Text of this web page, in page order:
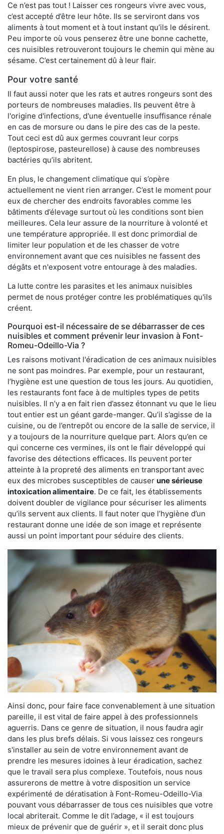
Ce n’est pas tout ! Laisser ces rongeurs vivre avec vous,
c’est accepté d’être leur hôte. Ils se serviront dans vos
aliments à tout moment et à tout instant qu’ils le désirent.
Peu importe où vous penserez être une bonne cachette,
ces nuisibles retrouveront toujours le chemin qui mène au
sésame. C’est certainement dû à leur flair.
Pour votre santé
Il faut aussi noter que les rats et autres rongeurs sont des
porteurs de nombreuses maladies. Ils peuvent être à
l'origine d'infections, d'une éventuelle insuffisance rénale
en cas de morsure ou dans le pire des cas de la peste.
Tout ceci est dû aux germes couvrant leur corps
(leptospirose, pasteurellose) à cause des nombreuses
bactéries qu’ils abritent.
En plus, le changement climatique qui s’opère
actuellement ne vient rien arranger. C’est le moment pour
eux de chercher des endroits favorables comme les
bâtiments d’élevage surtout où les conditions sont bien
meilleures. Cela leur assure de la nourriture à volonté et
une température appropriée. Il est donc primordial de
limiter leur population et de les chasser de votre
environnement avant que ces nuisibles ne fassent des
dégâts et n'exposent votre entourage à des maladies.
La lutte contre les parasites et les animaux nuisibles
permet de nous protéger contre les problématiques qu'ils
créent.
Pourquoi est-il nécessaire de se débarrasser de ces
nuisibles et comment prévenir leur invasion à Font-
Romeu-Odeillo-Via ?
Les raisons motivant l'éradication de ces animaux nuisibles
ne sont pas moindres. Par exemple, pour un restaurant,
l’hygiène est une question de tous les jours. Au quotidien,
les restaurants font face à de multiples types de petits
nuisibles. Il n’y a en fait rien d’assez étonnant vu que le lieu
tout entier est un géant garde-manger. Qu’il s’agisse de la
cuisine, ou de l’entrepôt ou encore de la salle de service, il
y a toujours de la nourriture quelque part. Alors qu’en ce
qui concerne ces vermines, ils ont le flair développé qui
favorise des détections efficaces. Ils peuvent porter
atteinte à la propreté des aliments en transportant avec
eux des microbes susceptibles de causer une sérieuse
intoxication alimentaire. De ce fait, les établissements
doivent doubler de vigilance pour sécuriser les aliments
qu’ils servent aux clients. Il faut noter que l’hygiène d’un
restaurant donne une idée de son image et représente
aussi un point important pour séduire des clients.
Ainsi donc, pour faire face convenablement à une situation
pareille, il est vital de faire appel à des professionnels
aguerris. Dans ce genre de situation, il nous faudra agir
dans les plus brefs délais. Si vous laissez ces rongeurs
s'installer au sein de votre environnement avant de
prendre les mesures idoines à leur éradication, sachez
que le travail sera plus complexe. Toutefois, nous nous
assurerons de mettre à votre disposition un service
expérimenté de dératisation à Font-Romeu-Odeillo-Via
pouvant vous débarrasser de tous ces nuisibles que votre
local abriterait. Comme le dit l’adage, « il est toujours
mieux de prévenir que de guérir », et il serait donc plus